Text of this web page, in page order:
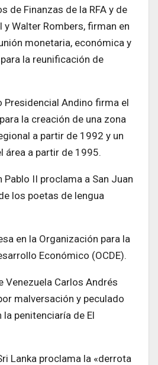
de Finanzas de la RFA y de
y Walter Rombers, firman en
monetaria, económica y
la reunificación de
Presidencial Andino firma el
la creación de una zona
a partir de 1992 y un
área a partir de 1995.
Pablo II proclama a San Juan
los poetas de lengua
en la Organización para la
Económico (OCDE).
Venezuela Carlos Andrés
malversación y peculado
penitenciaría de El
Lanka proclama la «derrota